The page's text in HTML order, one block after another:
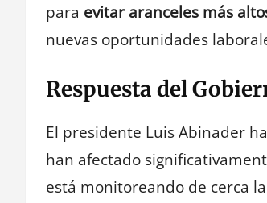
para evitar aranceles más
nuevas oportunidades
Respuesta del
El presidente Luis Abinader
han afectado
está monitoreando de cerca